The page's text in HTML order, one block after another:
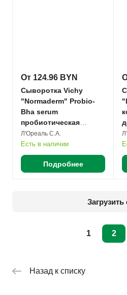
От 124.96 BYN
Сыворотка Vichy
"Normaderm" Probio-
Bha serum
пробиотическая
обновляющая против
несовершенств кожи
30мл №1
Л'Ореаль С.А.
Есть в наличии
Подробнее
1 2
Назад к списку